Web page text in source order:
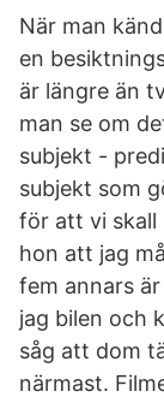
När man
en
är längre än
man se om
subjekt -
subjekt som
för att vi skall
hon att jag
fem annars
jag bilen och
såg att dom
närmast.